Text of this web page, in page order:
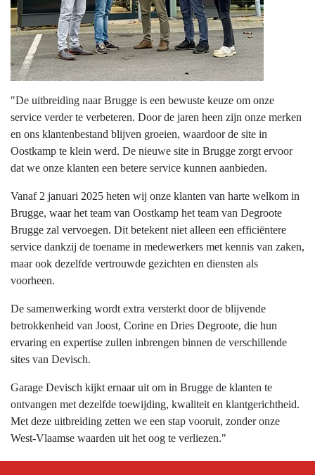
"De uitbreiding naar Brugge is een bewuste keuze om onze
service verder te verbeteren. Door de jaren heen zijn onze merken
en ons klantenbestand blijven groeien, waardoor de site in
Oostkamp te klein werd. De nieuwe site in Brugge zorgt ervoor
dat we onze klanten een betere service kunnen aanbieden.
Vanaf 2 januari 2025 heten wij onze klanten van harte welkom in
Brugge, waar het team van Oostkamp het team van Degroote
Brugge zal vervoegen. Dit betekent niet alleen een efficiëntere
service dankzij de toename in medewerkers met kennis van zaken,
maar ook dezelfde vertrouwde gezichten en diensten als
voorheen.
De samenwerking wordt extra versterkt door de blijvende
betrokkenheid van Joost, Corine en Dries Degroote, die hun
ervaring en expertise zullen inbrengen binnen de verschillende
sites van Devisch.
Garage Devisch kijkt ernaar uit om in Brugge de klanten te
ontvangen met dezelfde toewijding, kwaliteit en klantgerichtheid.
Met deze uitbreiding zetten we een stap vooruit, zonder onze
West-Vlaamse waarden uit het oog te verliezen."